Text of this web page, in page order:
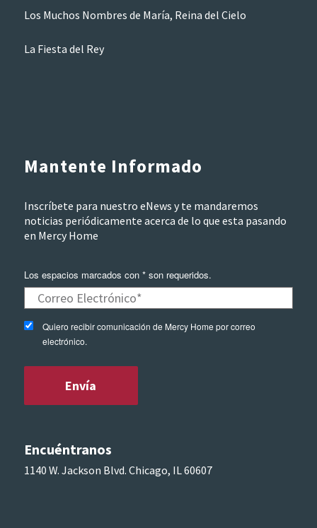
Los Muchos Nombres de María, Reina del Cielo
La Fiesta del Rey
Mantente Informado
Inscríbete para nuestro eNews y te mandaremos
noticias periódicamente acerca de lo que esta pasando
en Mercy Home
Los espacios marcados con * son requeridos.
Quiero recibir comunicación de Mercy Home por correo
electrónico.
Encuéntranos
1140 W. Jackson Blvd. Chicago, IL 60607